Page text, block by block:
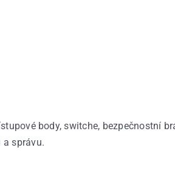
body,switche, bezpečnostní
asprávu.